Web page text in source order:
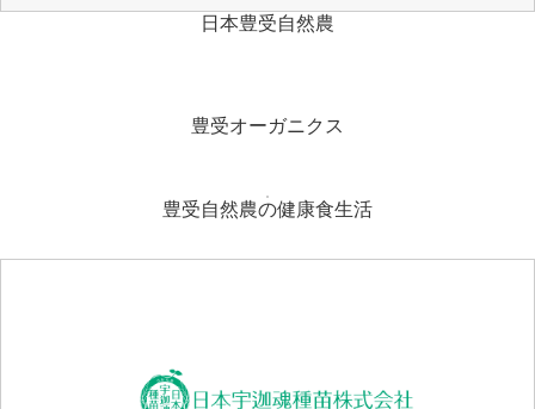
日本豊受自然農
豊受オーガニクス
豊受自然農の健康食生活